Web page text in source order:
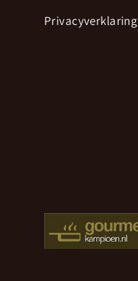
Privacyverklaring